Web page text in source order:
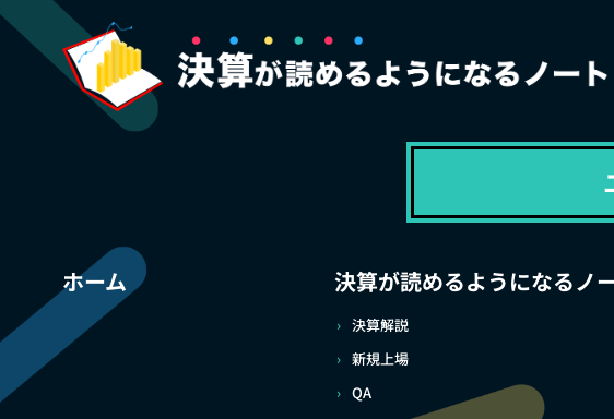
ホーム 決算が読めるようになるノ
決算解説
新規上場
QA